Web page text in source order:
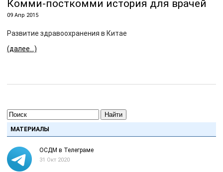
Комми-посткомми история для врачей
09 Апр 2015
Развитие здравоохранения в Китае
(далее…)
Найти
МАТЕРИАЛЫ
ОСДМ в Телеграме
31 Окт 2020